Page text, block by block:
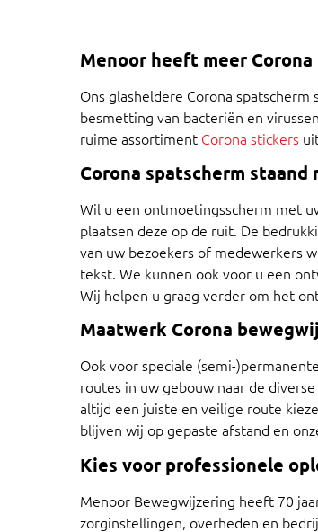
Menoor heeft meer
Ons glasheldere Corona
besmetting van bacteriën en
ruime assortiment Corona stickers
Corona spatscherm
Wil u een ontmoetingsscherm met
plaatsen deze op de ruit. De
van uw bezoekers of medewerkers
tekst. We kunnen ook voor u een
Wij helpen u graag verder om het
Maatwerk Corona
Ook voor speciale (semi-
routes in uw gebouw naar de
altijd een juiste en veilige route
blijven wij op gepaste afstand en
Kies voor professionele
Menoor Bewegwijzering heeft 70
zorginstellingen, overheden en